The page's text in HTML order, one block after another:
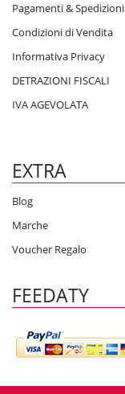
Pagamenti & Spedizioni
Condizioni di Vendita
Informativa Privacy
DETRAZIONI FISCALI
IVA AGEVOLATA
EXTRA
Blog
Marche
Voucher Regalo
FEEDATY